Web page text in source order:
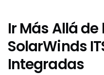
Ir Más Allá
SolarWinds
Integradas